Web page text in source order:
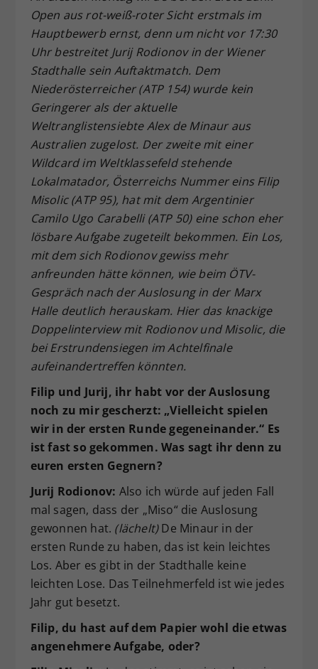
Open aus rot-weiß-roter Sicht erstmals im
Hauptbewerb ernst, denn um nicht vor 17:30
Uhr bestreitet Jurij Rodionov in der Wiener
Stadthalle sein Auftaktmatch. Dem
Niederösterreicher (ATP 154) wurde kein
Geringerer als der aktuelle
Weltranglistensiebte Alex de Minaur aus
Australien zugelost. Der zweite mit einer
Wildcard im Weltklassefeld stehende
Lokalmatador, Österreichs Nummer eins Filip
Misolic (ATP 95), hat mit dem Argentinier
Camilo Ugo Carabelli (ATP 50) eine schon eher
lösbare Aufgabe zugeteilt bekommen. Ein Los,
mit dem sich Rodionov gewiss mehr
anfreunden hätte können, wie beim ÖTV-
Gespräch nach der Auslosung in der Marx
Halle deutlich herauskam. Hier das knackige
Doppelinterview mit Rodionov und Misolic, die
bei Erstrundensiegen im Achtelfinale
aufeinandertreffen könnten.
Filip und Jurij, ihr habt vor der Auslosung
noch zu mir gescherzt: „Vielleicht spielen
wir in der ersten Runde gegeneinander.“ Es
ist fast so gekommen. Was sagt ihr denn zu
euren ersten Gegnern?
Jurij Rodionov: Also ich würde auf jeden Fall
mal sagen, dass der „Miso“ die Auslosung
gewonnen hat. (lächelt)De Minaur in der
ersten Runde zu haben, das ist kein leichtes
Los. Aber es gibt in der Stadthalle keine
leichten Lose. Das Teilnehmerfeld ist wie jedes
Jahr gut besetzt.
Filip, du hast auf dem Papier wohl die etwas
angenehmere Aufgabe, oder?
Zweck
Dieser Wert speichert Ihre Consent-
Einstellungen. Unter anderem eine
zufällig generierte ID, für die
historische Speicherung Ihrer
Webseiten-Betreiber dies eingestellt
hat.